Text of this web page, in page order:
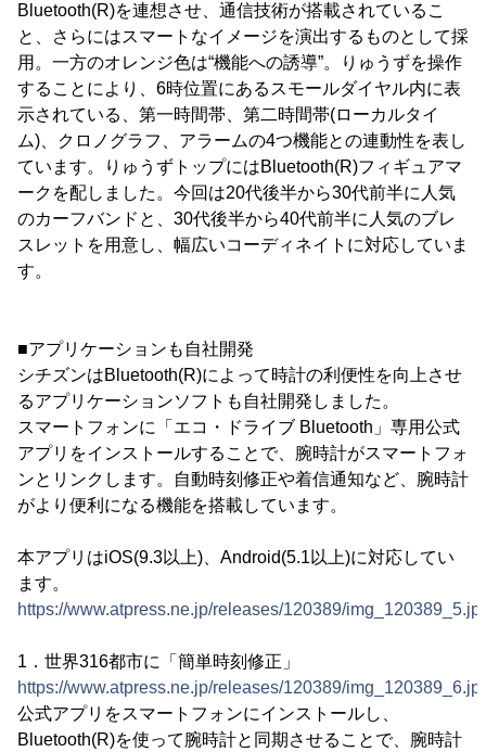
Bluetooth(R)を連想させ、通信技術が搭載されているこ
と、さらにはスマートなイメージを演出するものとして採
用。一方のオレンジ色は“機能への誘導”。りゅうずを操作
することにより、6時位置にあるスモールダイヤル内に表
示されている、第一時間帯、第二時間帯(ローカルタイ
ム)、クロノグラフ、アラームの4つ機能との連動性を表し
ています。りゅうずトップにはBluetooth(R)フィギュアマ
ークを配しました。今回は20代後半から30代前半に人気
のカーフバンドと、30代後半から40代前半に人気のブレ
スレットを用意し、幅広いコーディネイトに対応していま
す。
■アプリケーションも自社開発
シチズンはBluetooth(R)によって時計の利便性を向上させ
るアプリケーションソフトも自社開発しました。
スマートフォンに「エコ・ドライブ Bluetooth」専用公式
アプリをインストールすることで、腕時計がスマートフォ
ンとリンクします。自動時刻修正や着信通知など、腕時計
がより便利になる機能を搭載しています。
本アプリはiOS(9.3以上)、Android(5.1以上)に対応してい
ます。
https://www.atpress.ne.jp/releases/120389/
1．世界316都市に「簡単時刻修正」
https://www.atpress.ne.jp/releases/120389/
公式アプリをスマートフォンにインストールし、
Bluetooth(R)を使って腕時計と同期させることで、腕時計